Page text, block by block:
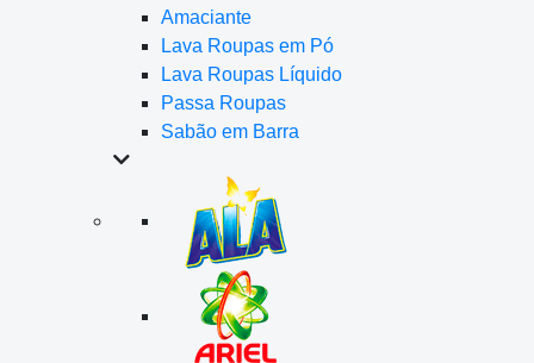
Amaciante
Lava Roupas em Pó
Lava Roupas Líquido
Passa Roupas
Sabão em Barra